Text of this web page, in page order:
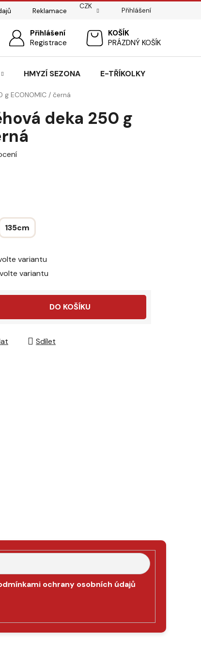
Reklamace
sedel pro koně
CZK
Přihlášení
Přihlášení
Registrace
NÁKUPNÍPRÁZDNÝ KOŠÍK
HMYZÍ SEZONA E-TŘÍKOLKY
ECONOMIC / černá
deka 250 g
135cm
variantu
variantu
DO KOŠÍKU
Sdílet
ochrany osobních údajů